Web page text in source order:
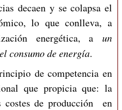
decaen y se colapsa el
lo que conlleva, a
energética, a un
consumo de energía.
de competencia en
que propicia que: la
costes de producción en